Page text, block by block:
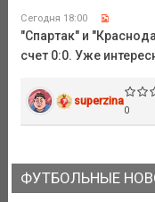
Сегодня 18:00
"Спартак" и
счет 0:0. Уже
superzina
0
ФУТБОЛЬНЫЕ